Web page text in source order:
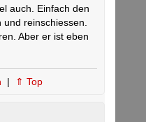
auch. Einfach den
reinschiessen.
Aber er ist eben
| ⇑ Top